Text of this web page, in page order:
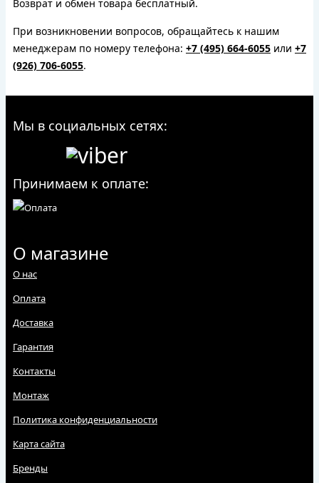
Возврат и обмен товара бесплатный.
При возникновении вопросов, обращайтесь к нашим
менеджерам по номеру телефона: +7 (495) 664-6055 или +7
(926) 706-6055.
Мы в социальных сетях:
Принимаем к оплате:
О магазине
О нас
Оплата
Доставка
Гарантия
Контакты
Монтаж
Политика конфиденциальности
Карта сайта
Бренды